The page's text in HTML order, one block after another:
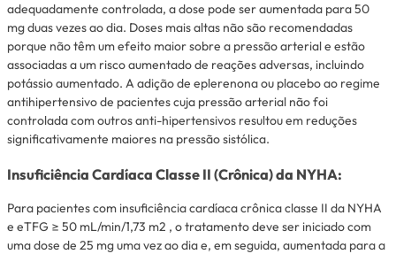
adequadamente controlada, a dose pode ser aumentada para 50
mg duas vezes ao dia. Doses mais altas não são recomendadas
porque não têm um efeito maior sobre a pressão arterial e estão
associadas a um risco aumentado de reações adversas, incluindo
potássio aumentado. A adição de eplerenona ou placebo ao regime
antihipertensivo de pacientes cuja pressão arterial não foi
controlada com outros anti-hipertensivos resultou em reduções
significativamente maiores na pressão sistólica.
Insuficiência Cardíaca Classe II (Crônica) da NYHA:
Para pacientes com insuficiência cardíaca crônica classe II da NYHA
e eTFG ≥ 50 mL/min/1,73 m2 , o tratamento deve ser iniciado com
uma dose de 25 mg uma vez ao dia e, em seguida, aumentada para a